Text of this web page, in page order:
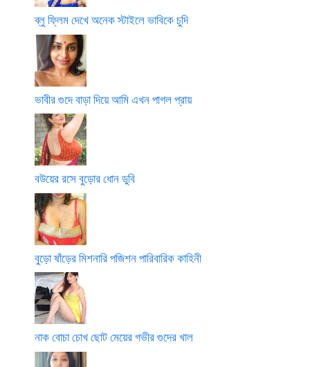
ব্লু ফ্লিম দেখে অনেক স্টাইলে ভাবিকে চুদি
ভাবীর গুদে বাড়া দিয়ে আমি এখন পাগল প্রায়
বউয়ের রসে বুড়োর ধোন ডুবি
বুড়ো ষাঁড়ের মিশনারি পজিশন পারিবারিক কাহিনী
নাক বোচা চোখ ছোট মেয়ের গভীর গুদের খাল